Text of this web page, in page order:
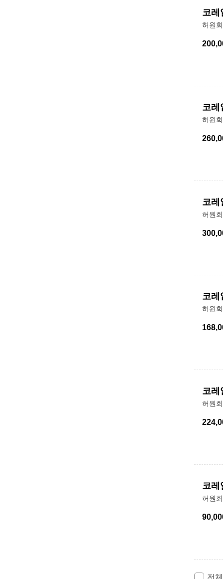
코레
허원회
코레
허원회
코레
허원회
코레
허원회
코레
허원회
코레
허원회
전